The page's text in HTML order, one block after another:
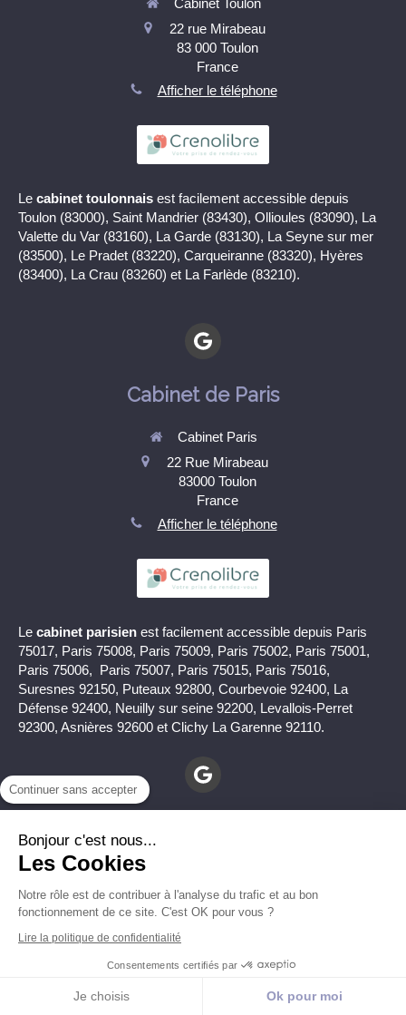
Cabinet Toulon
22 rue Mirabeau
83 000 Toulon
France
Afficher le téléphone
Le cabinet toulonnais est facilement accessible depuis
Toulon (83000), Saint Mandrier (83430), Ollioules (83090), La
Valette du Var (83160), La Garde (83130), La Seyne sur mer
(83500), Le Pradet (83220), Carqueiranne (83320), Hyères
(83400), La Crau (83260) et La Farlède (83210).
Cabinet de Paris
Cabinet Paris
22 Rue Mirabeau
83000 Toulon
France
Afficher le téléphone
Le cabinet parisien est facilement accessible depuis Paris
75017, Paris 75008, Paris 75009, Paris 75002, Paris 75001,
Paris 75006, Paris 75007, Paris 75015, Paris 75016,
Suresnes 92150, Puteaux 92800, Courbevoie 92400, La
Défense 92400, Neuilly sur seine 92200, Levallois-Perret
92300, Asnières 92600 et Clichy La Garenne 92110.
Mentions légales
© Christophe Pichon - Psy à à Toulon (83000) et à Paris
Création et référencement du site par Simplébo
Continuer sans accepter
Bonjour c'est nous...
Les Cookies
Notre rôle est de contribuer à l'analyse du trafic et au bon
fonctionnement de ce site. C'est OK pour vous ?
Lire la politique de confidentialité
Consentements certifiés par
Je choisis Ok pour moi